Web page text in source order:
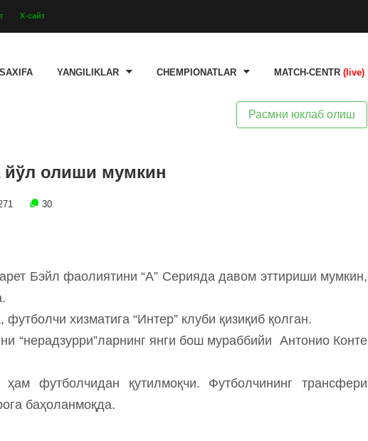
Х-сайт
YANGILIKLAR CHEMPIONATLAR MATCH-CENTR (live)
Расмни юклаб олиш
йўл олиши мумкин
30
Бэйл фаолиятини “А” Серияда давом эттириши мумкин,
хизматига “Интер” клуби қизиқиб қолган.
“нерадзурри”ларнинг янги бош мураббийи Антонио Конте
ҳам футболчидан қутилмоқчи. Футболчининг трансфери
баҳоланмоқда.